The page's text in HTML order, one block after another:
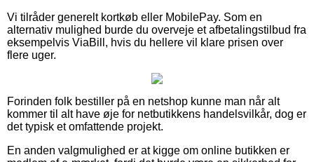
Vi tilråder generelt kortkøb eller MobilePay. Som en
alternativ mulighed burde du overveje et afbetalingstilbud fra
eksempelvis ViaBill, hvis du hellere vil klare prisen over
flere uger.
Forinden folk bestiller på en netshop kunne man når alt
kommer til alt have øje for netbutikkens handelsvilkår, dog er
det typisk et omfattende projekt.
En anden valgmulighed er at kigge om online butikken er